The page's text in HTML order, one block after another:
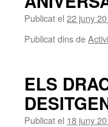
Publicat el 22 juny
Publicat dins de
ELS
Publicat el 18 juny